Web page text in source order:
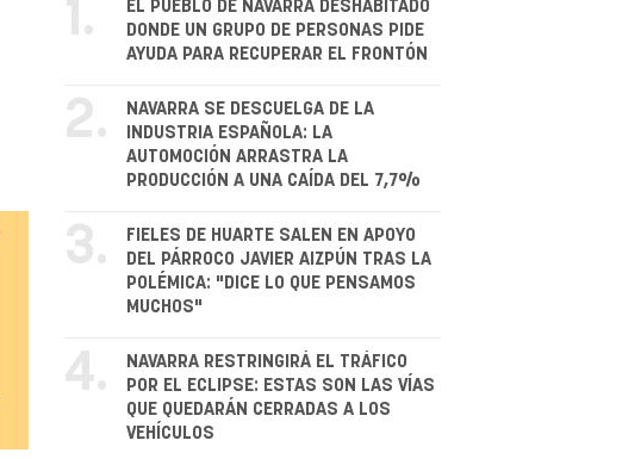
1.
EL PUEBLO DE NAVARRA DESHABITADO
DONDE UN GRUPO DE PERSONAS PIDE
AYUDA PARA RECUPERAR EL FRONTÓN
2.
NAVARRA SE DESCUELGA DE LA
INDUSTRIA ESPAÑOLA: LA
AUTOMOCIÓN ARRASTRA LA
PRODUCCIÓN A UNA CAÍDA DEL 7,7%
3.
FIELES DE HUARTE SALEN EN APOYO
DEL PÁRROCO JAVIER AIZPÚN TRAS LA
POLÉMICA: "DICE LO QUE PENSAMOS
MUCHOS"
4.
NAVARRA RESTRINGIRÁ EL TRÁFICO
POR EL ECLIPSE: ESTAS SON LAS VÍAS
QUE QUEDARÁN CERRADAS A LOS
VEHÍCULOS